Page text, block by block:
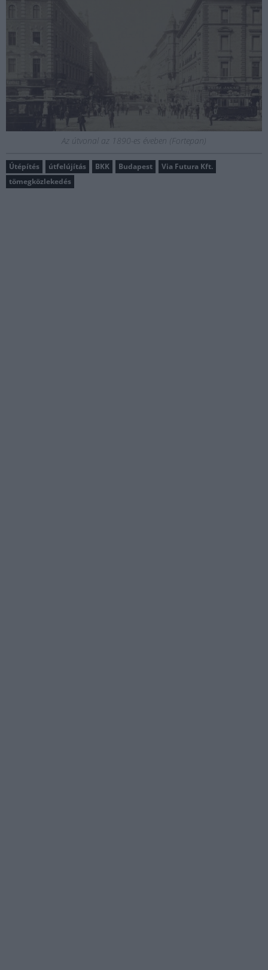
Az útvonal az 1890-es éveben (Fortepan)
Útépítés útfelújítás BKK Budapest
Via Futura Kft.
tömegközlekedés